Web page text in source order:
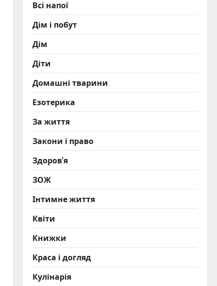
Всі напої
Дім і побут
Дім
Діти
Домашні тварини
Езотерика
За життя
Закони і право
Здоров'я
ЗОЖ
Інтимне життя
Квіти
Книжки
Краса і догляд
Кулінарія